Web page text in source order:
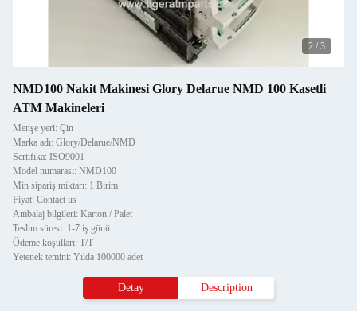
2 / 3
NMD100 Nakit Makinesi Glory Delarue NMD 100 Kasetli
ATM Makineleri
Menşe yeri: Çin
Marka adı: Glory/Delarue/NMD
Sertifika: ISO9001
Model numarası: NMD100
Min sipariş miktarı: 1 Birim
Fiyat: Contact us
Ambalaj bilgileri: Karton / Palet
Teslim süresi: 1-7 iş günü
Ödeme koşulları: T/T
Yetenek temini: Yılda 100000 adet
Detay Description